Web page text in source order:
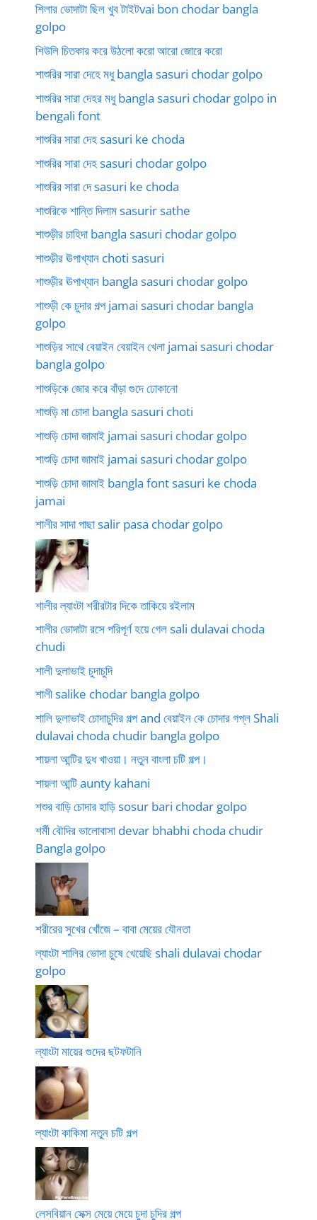
শিলার ভোদাটা ছিল খুব টাইটvai bon chodar bangla
golpo
শিউলি চিতকার করে উঠলো করো আরো জোরে করো
শাশুরির সারা দেহে মধু bangla sasuri chodar golpo
শাশুরির সারা দেহর মধু bangla sasuri chodar golpo in
bengali font
শাশুরির সারা দেহ sasuri ke choda
শাশুরির সারা দেহ sasuri chodar golpo
শাশুরির সারা দে sasuri ke choda
শাশুরিকে শান্তি দিলাম sasurir sathe
শাশুড়ীর চাহিদা bangla sasuri chodar golpo
শাশুড়ীর ঊপাখ্যান choti sasuri
শাশুড়ীর ঊপাখ্যান bangla sasuri chodar golpo
শাশুড়ী কে চুদার গল্প jamai sasuri chodar bangla
golpo
শাশুড়ির সাথে বেয়াইন বেয়াইন খেলা jamai sasuri chodar
bangla golpo
শাশুড়িকে জোর করে বাঁড়া গুদে ঢোকানো
শাশুড়ি মা চোদা bangla sasuri choti
শাশুড়ি চোদা জামাই jamai sasuri chodar golpo
শাশুড়ি চোদা জামাই jamai sasuri chodar golpo
শাশুড়ি চোদা জামাই bangla font sasuri ke choda
jamai
শালীর সাদা পাছা salir pasa chodar golpo
শালীর ল্যাংটা শরীরটার দিকে তাকিয়ে রইলাম
শালীর ভোদাটা রসে পরিপূর্ণ হয়ে গেল sali dulavai choda
chudi
শালী দুলাভাই চুদাচুদি
শালী salike chodar bangla golpo
শালি দুলাভাই চোদাচুদির গল্প and বেয়াইন কে চোদার গপ্ল Shali
dulavai choda chudir bangla golpo
শায়লা আন্টির দুধ খাওয়া। নতুন বাংলা চটি গল্প।
শায়লা আন্টি aunty kahani
শশুর বাড়ি চোদার হাড়ি sosur bari chodar golpo
শর্মী বৌদির ভালোবাসা devar bhabhi choda chudir
Bangla golpo
শরীরের সুখের খোঁজে – বাবা মেয়ের যৌনতা
ল্যাংটা শালির ভোদা চুষে খেয়েছি shali dulavai chodar
golpo
ল্যাংটা মায়ের গুদের ছটফটানি
ল্যাংটা কাকিমা নতুন চটি গল্প
লেসবিয়ান সেক্স মেয়ে মেয়ে চুদা চুদির গল্প